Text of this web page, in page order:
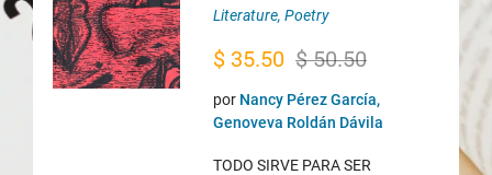
Literature,Poetry
$50.50
Original
price
was:
$ 50.50.
$ 35.50
Current
price
is:
$ 35.50.
por Nancy Pérez García,
Genoveva Roldán Dávila
TODO SIRVE PARA SER